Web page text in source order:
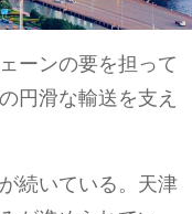
ーンの要を担って
円滑な輸送を支え
続いている。天津